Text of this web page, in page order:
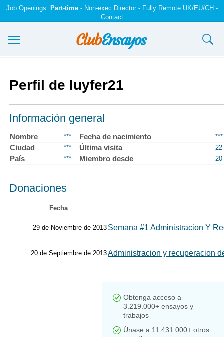
Job Openings: Part-time- Non-exec Director- Fully Remote UK/EU/CH -
Contact
Registrarse
Iniciar sesión
Contáctenos
Perfil de luyfer21
Información general
Nombre *** Fecha de nacimiento ***
Ciudad *** Última visita 22
País *** Miembro desde 20
Donaciones
Fecha
29 de Noviembre de 2013 Semana #1 Administracion Y
20 de Septiembre de 2013Administracion y recuperacion
Obtenga acceso a
3.219.000+ ensayos y
trabajos
Únase a 11.431.000+ otros